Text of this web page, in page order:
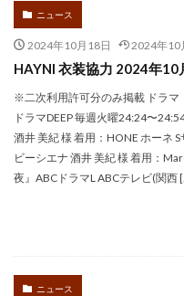
ニュース
2024年10月18日 2024年10
HAYNI 衣装協力 2024年10
※二次利用許可分のみ掲載 ドラマ
ドラマDEEP 毎週火曜24:24〜
酒井 美紀 様 着用：HONE ホーネ
ビーシエナ 酒井 美紀 様 着用：
夜』ABCドラマL ABCテレビ(関西
ニュース